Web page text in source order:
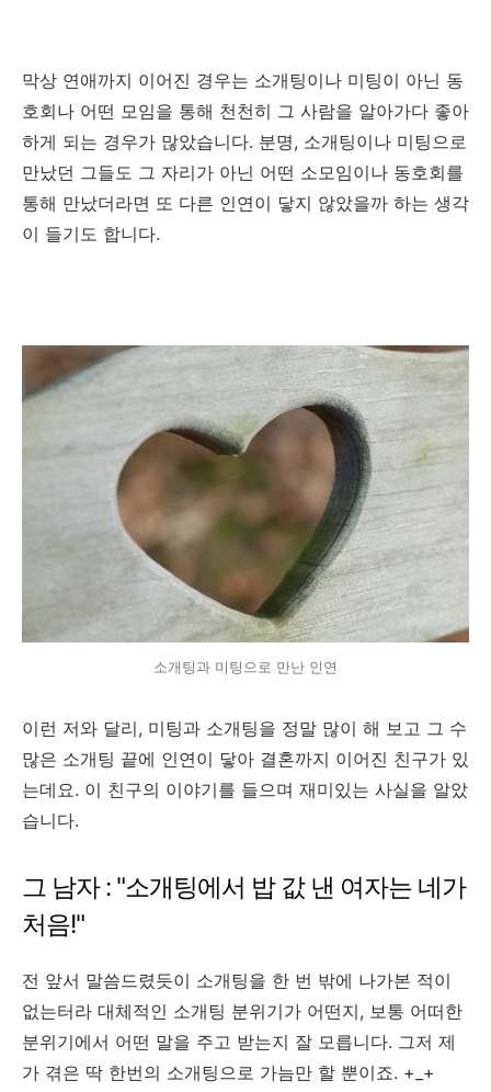
막상 연애까지 이어진 경우는 소개팅이나 미팅이 아닌 동
호회나 어떤 모임을 통해 천천히 그 사람을 알아가다 좋아
하게 되는 경우가 많았습니다. 분명, 소개팅이나 미팅으로
만났던 그들도 그 자리가 아닌 어떤 소모임이나 동호회를
통해 만났더라면 또 다른 인연이 닿지 않았을까 하는 생각
이 들기도 합니다.
소개팅과 미팅으로 만난 인연
이런 저와 달리, 미팅과 소개팅을 정말 많이 해 보고 그 수
많은 소개팅 끝에 인연이 닿아 결혼까지 이어진 친구가 있
는데요. 이 친구의 이야기를 들으며 재미있는 사실을 알았
습니다.
그 남자 : "소개팅에서 밥 값 낸 여자는 네가
처음!"
전 앞서 말씀드렸듯이 소개팅을 한 번 밖에 나가본 적이
없는터라 대체적인 소개팅 분위기가 어떤지, 보통 어떠한
분위기에서 어떤 말을 주고 받는지 잘 모릅니다. 그저 제
가 겪은 딱 한번의 소개팅으로 가늠만 할 뿐이죠. +_+